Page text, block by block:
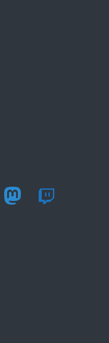
mastodon twitch